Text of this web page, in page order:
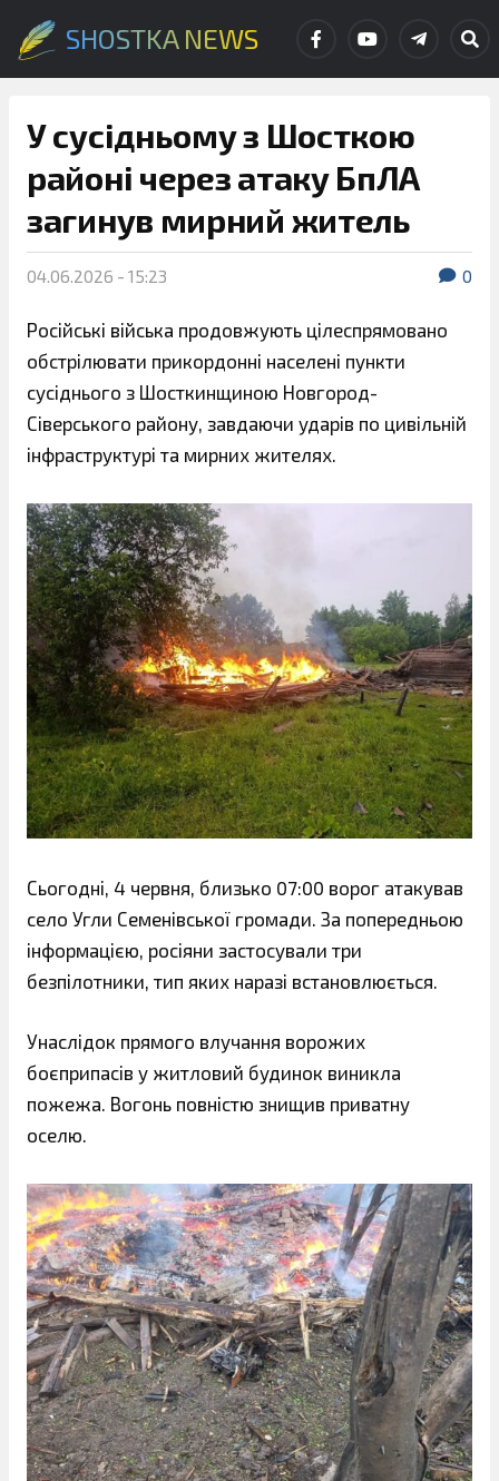
SHOSTKA NEWS
У сусідньому з Шосткою
районі через атаку БпЛА
загинув мирний житель
04.06.2026 - 15:23 0
Російські війська продовжують цілеспрямовано
обстрілювати прикордонні населені пункти
сусіднього з Шосткинщиною Новгород-
Сіверського району, завдаючи ударів по цивільній
інфраструктурі та мирних жителях.
Сьогодні, 4 червня, близько 07:00 ворог атакував
село Угли Семенівської громади. За попередньою
інформацією, росіяни застосували три
безпілотники, тип яких наразі встановлюється.
Унаслідок прямого влучання ворожих
боєприпасів у житловий будинок виникла
пожежа. Вогонь повністю знищив приватну
оселю.